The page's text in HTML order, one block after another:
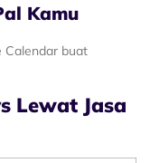
Kamu
Calendar buat
Lewat Jasa